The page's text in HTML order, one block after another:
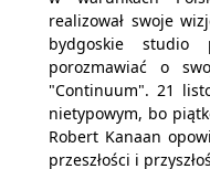
realizował swoje
bydgoskie
porozmawiać o
"Continuum". 21
nietypowym, bo
Robert Kanaan
przeszłości i